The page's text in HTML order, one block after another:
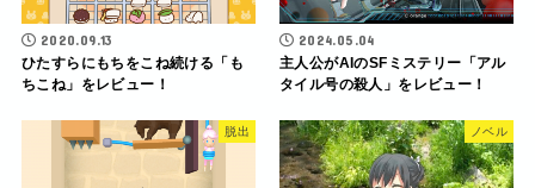
2020.09.13
ひたすらにもちをこね続ける「も
ちこね」をレビュー！
2024.05.04
主人公がAIのSFミステリー「アル
タイル号の殺人」をレビュー！
脱出 ノベル